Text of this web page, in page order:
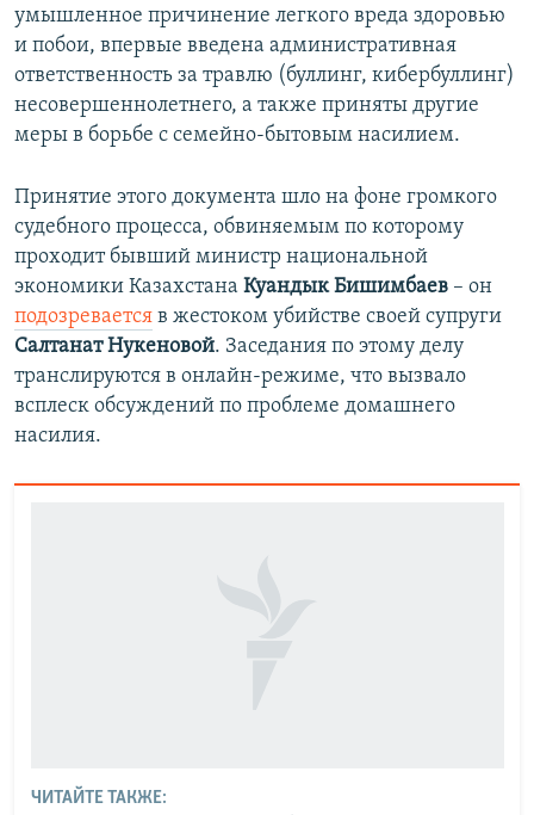
умышленное причинение легкого вреда здоровью
и побои, впервые введена административная
ответственность за травлю (буллинг, кибербуллинг)
несовершеннолетнего, а также приняты другие
меры в борьбе с семейно-бытовым насилием.
Принятие этого документа шло на фоне громкого
судебного процесса, обвиняемым по которому
проходит бывший министр национальной
экономики Казахстана Куандык Бишимбаев – он
подозревается в жестоком убийстве своей супруги
Салтанат Нукеновой. Заседания по этому делу
транслируются в онлайн-режиме, что вызвало
всплеск обсуждений по проблеме домашнего
насилия.
ЧИТАЙТЕ ТАКЖЕ: